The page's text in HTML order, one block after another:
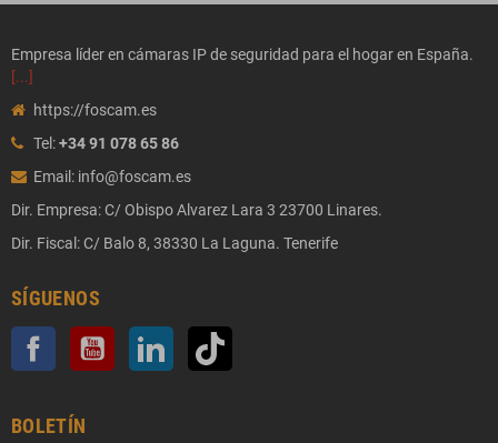
Empresa líder en cámaras IP de seguridad para el hogar en España.
[...]
https://foscam.es
Tel:+34 91 078 65 86
Email: info@foscam.es
Dir. Empresa: C/ Obispo Alvarez Lara 3 23700 Linares.
Dir. Fiscal: C/ Balo 8, 38330 La Laguna. Tenerife
SÍGUENOS
Facebook YouTube LinkedIn
BOLETÍN